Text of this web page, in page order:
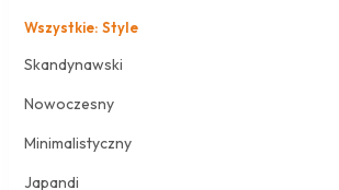
Wszystkie: Style
Skandynawski
Nowoczesny
Minimalistyczny
Japandi